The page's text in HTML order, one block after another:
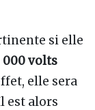
si elle
000 volts
elle sera
est alors